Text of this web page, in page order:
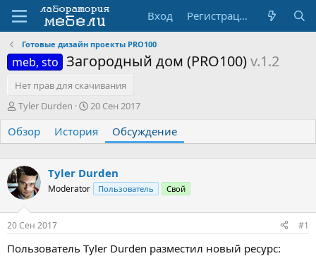
Вход Регистрация
Готовые дизайн проекты PRO100
meb, sto Загородный дом (PRO100)v.1.2
Нет прав для скачивания
А
т
о
т
е
м
ы
Tyler Durden
Д
т
а
а
ч
а
20 Сен 2017
Обзор История Обсуждение
Tyler Durden
Moderator Пользователь Свой
20 Сен 2017 #1
Пользователь Tyler Durden разместил новый ресурс: